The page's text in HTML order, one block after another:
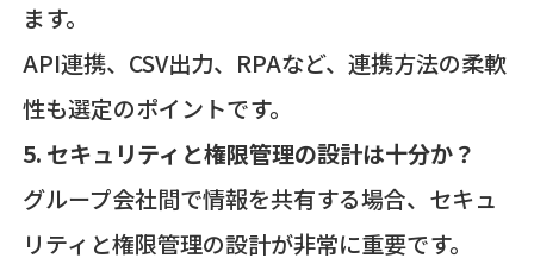
ます。
API連携、CSV出力、RPAなど、連携方法の柔軟
性も選定のポイントです。
5. セキュリティと権限管理の設計は十分か？
グループ会社間で情報を共有する場合、セキュ
リティと権限管理の設計が非常に重要です。